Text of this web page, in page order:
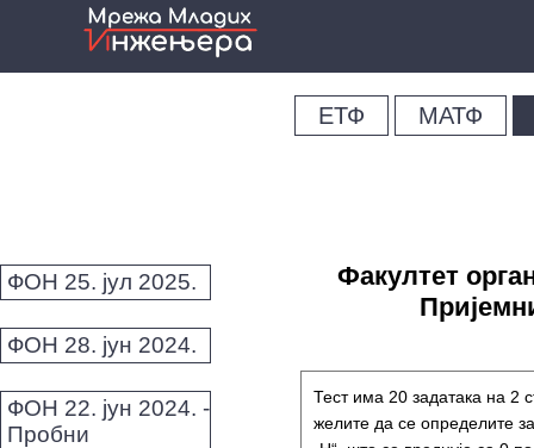
ЕТФ МАТФ
ФОН 25. јул 2025.
ФОН 28. јун 2024.
ФОН 22. јун 2024. -
Пробни
Факултет
Тест има 20 задатака на 2
желите да се определите